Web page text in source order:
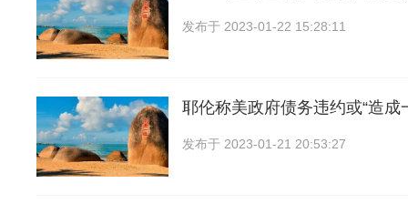
发布于 2023-01-22 15:28:11
耶伦称美政府债务违约或“造成
发布于 2023-01-21 20:53:27